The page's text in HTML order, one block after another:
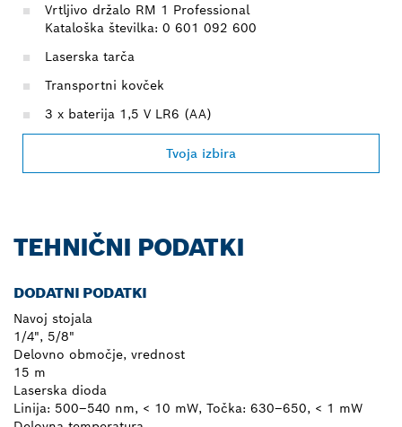
Vrtljivo držalo RM 1 Professional
Kataloška številka: 0 601 092 600
Laserska tarča
Transportni kovček
3 x baterija 1,5 V LR6 (AA)
Tvoja izbira
TEHNIČNI PODATKI
DODATNI PODATKI
Navoj stojala
1/4", 5/8"
Delovno območje, vrednost
15 m
Laserska dioda
Linija: 500–540 nm, < 10 mW, Točka: 630–650, < 1 mW